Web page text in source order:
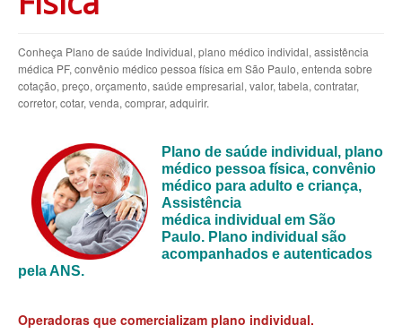
CUIDAR ME PLANO DE SAÚDE EMPRESARIAL
GARANTIA GS PLANO DE SAÚDE EMPRESARIAL
GOLDEN CROSS PLANO EMPRESARIAL
GNDI PLANO DE SAÚDE EMPRESARIAL
INTERCLINICAS PLANO DE SAÚDE EMPRESARIAL
KIPP PLANO DE SAÚDE EMPRESARIAL
MEDIAL PLANO DE SAÚDE EMPRESARIAL
MEDICAL HEALTH PLANO DE SAÚDE EMPRESARIAL
Conheça Plano de saúde Individual, plano médico individal, assistência
médica PF, convênio médico pessoa física em São Paulo, entenda sobre
cotação, preço, orçamento, saúde empresarial, valor, tabela, contratar,
corretor, cotar, venda, comprar, adquirir.
Plano de saúde individual , plano
médico pessoa física, convênio
médico para adulto e criança,
Assistência
médica individual em São
Paulo. Plano individual são
acompanhados e autenticados
pela ANS.
Operadoras que comercializam plano individual.